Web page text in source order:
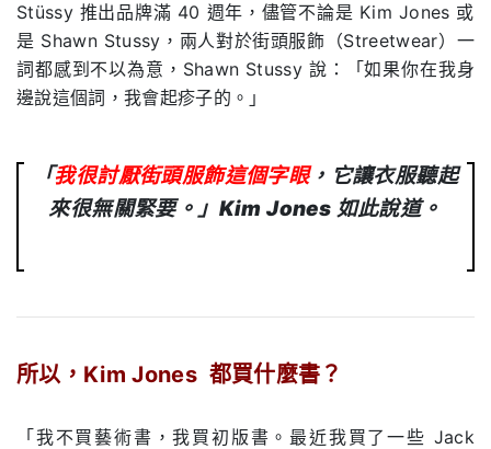
Stüssy 推出品牌滿 40 週年，儘管不論是 Kim Jones 或
是 Shawn Stussy ，兩人對於街頭服飾（Streetwear）一
詞都感到不以為意， Shawn Stussy 說：「如果你在我身
邊說這個詞，我會起疹子的。」
「我很討厭街頭服飾這個字眼，它讓衣服聽起
來很無關緊要。」 Kim Jones 如此說道。
所以， Kim Jones 都買什麼書？
「我不買藝術書，我買初版書。最近我買了一些 Jack